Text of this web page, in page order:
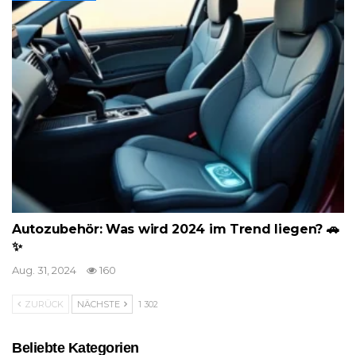
Autozubehör: Was wird 2024 im Trend liegen? 🚗
✨
Aug. 31, 2024 160
ZURÜCK NÄCHSTE 1 302
Beliebte Kategorien